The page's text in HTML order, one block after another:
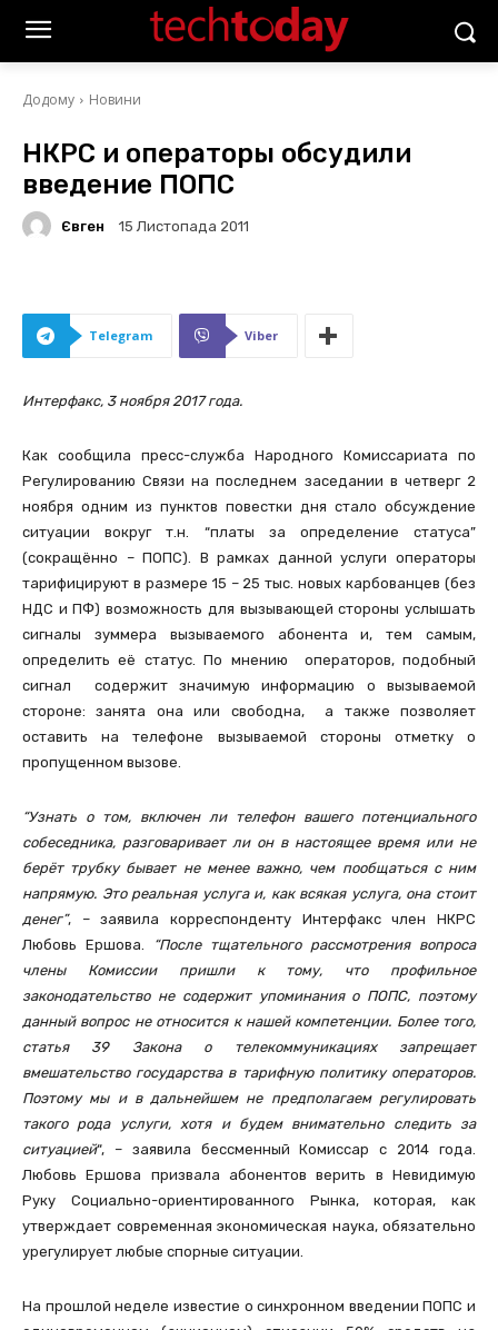
Додому Новини
НКРС и операторы обсудили
введение ПОПС
Євген 15 Листопада 2011
Telegram Viber
Интерфакс, 3 ноября 2017 года.
Как сообщила пресс-служба Народного Комиссариата по
Регулированию Связи на последнем заседании в четверг 2
ноября одним из пунктов повестки дня стало обсуждение
ситуации вокруг т.н. “платы за определение статуса”
(сокращённо – ПОПС). В рамках данной услуги операторы
тарифицируют в размере 15 – 25 тыс. новых карбованцев (без
НДС и ПФ) возможность для вызывающей стороны услышать
сигналы зуммера вызываемого абонента и, тем самым,
определить её статус. По мнению операторов, подобный
сигнал содержит значимую информацию о вызываемой
стороне: занята она или свободна, а также позволяет
оставить на телефоне вызываемой стороны отметку о
пропущенном вызове.
“Узнать о том, включен ли телефон вашего потенциального
собеседника, разговаривает ли он в настоящее время или не
берёт трубку бывает не менее важно, чем пообщаться с ним
напрямую. Это реальная услуга и, как всякая услуга, она стоит
денег”, – заявила корреспонденту Интерфакс член НКРС
Любовь Ершова.
“После тщательного рассмотрения вопроса
члены Комиссии пришли к тому, что профильное
законодательство не содержит упоминания о ПОПС, поэтому
данный вопрос не относится к нашей компетенции. Более того,
статья 39 Закона о телекоммуникациях запрещает
вмешательство государства в тарифную политику операторов.
Поэтому мы и в дальнейшем не предполагаем регулировать
такого рода услуги, хотя и будем внимательно следить за
ситуацией“, – заявила бессменный Комиссар с 2014 года.
Любовь Ершова призвала абонентов верить в Невидимую
Руку Социально-ориентированного Рынка, которая, как
утверждает современная экономическая наука, обязательно
урегулирует любые спорные ситуации.
На прошлой неделе известие о синхронном введении ПОПС и